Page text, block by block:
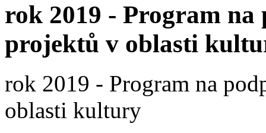
rok 2019 - Program
projektů v oblasti
rok 2019 - Program na
oblasti kultury